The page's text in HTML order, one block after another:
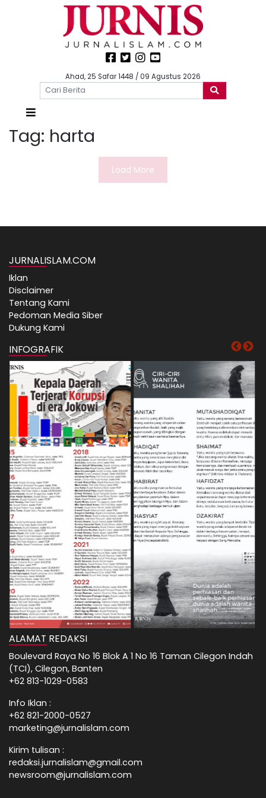
Ahad, 25 Safar 1448 / 09 Agustus 2026
Tag: harta
Load More
JURNALISLAM.COM
Iklan
Disclaimer
Tentang Kami
Pedoman Media Siber
Dukung Kami
INFOGRAFIK
ALAMAT REDAKSI
Boulevard Raya No 16 Blok A 1 No 16 Taman Cilegon Indah
(TCI), Cilegon, Banten
+62 813-1029-0583
Info Iklan :
+62 821-2000-0527
marketing@jurnalislam.com
Kirim tulisan :
redaksi.jurnalislam@gmail.com
newsroom@jurnalislam.com